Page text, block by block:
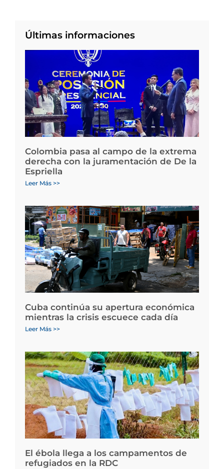
Últimas informaciones
Colombia pasa al campo de la extrema
derecha con la juramentación de De la
Espriella
Leer Más >>
Cuba continúa su apertura económica
mientras la crisis escuece cada día
Leer Más >>
El ébola llega a los campamentos de
refugiados en la RDC